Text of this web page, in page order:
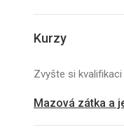
Kurzy
Zvyšte si
Mazová zátka a